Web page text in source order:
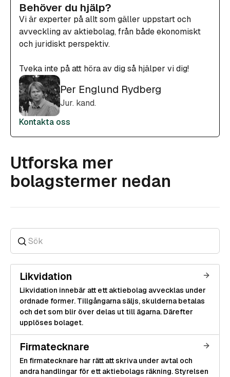
Behöver du hjälp?
Vi är experter på allt som gäller uppstart och
avveckling av aktiebolag, från både ekonomiskt
och juridiskt perspektiv.
Tveka inte på att höra av dig så hjälper vi dig!
Per Englund Rydberg
Jur. kand.
Kontakta oss
Utforska mer
bolagstermer nedan
Likvidation
Likvidation innebär att ett aktiebolag avvecklas under
ordnade former. Tillgångarna säljs, skulderna betalas
och det som blir över delas ut till ägarna. Därefter
upplöses bolaget.
Firmatecknare
En firmatecknare har rätt att skriva under avtal och
andra handlingar för ett aktiebolags räkning. Styrelsen